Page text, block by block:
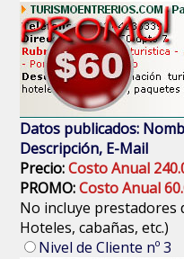
Datos publicados:
Descripción, E-Mail
Precio:Costo Anual
PROMO:Costo Anual
No incluye prestadores
Hoteles, cabañas, etc.)
Nivel de Cliente nº 3